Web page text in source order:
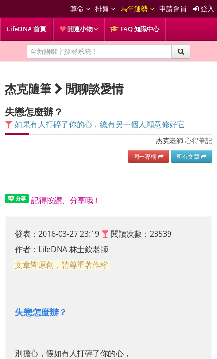
算命 排盤 馬年運勢 申請會員 登入
LifeDNA 首頁 開運小物 FAQ 知識中心
杰克隨筆 閒聊談愛情
失戀怎麼辦？
如果有人打碎了你的心，總有另一個人願意修好它
杰克老師 心得筆記
同一專欄 所有文章
記得按讚、分享哦！
發表：2016-03-27 23:19
閱讀次數：23539
作者： LifeDNA 林士欽老師
文章皆原創，請尊重著作權
失戀怎麼辦？
別擔心， 假如有人打碎了你的心，